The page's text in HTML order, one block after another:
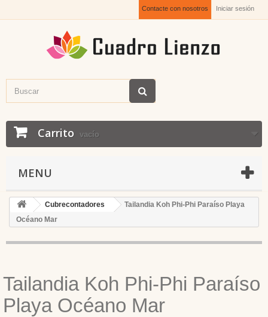
Iniciar sesión
Contacte con nosotros
Carrito vacío
MENU
Cubrecontadores
Tailandia Koh Phi-Phi Paraíso Playa
Océano Mar
Tailandia Koh Phi-Phi Paraíso
Playa Océano Mar